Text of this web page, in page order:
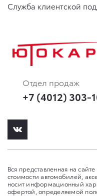
Служба клиентской
Отдел продаж
+7 (4012) 303-
Вся представленная на
стоимости автомобилей,
носит информационный
офертой, определяемой